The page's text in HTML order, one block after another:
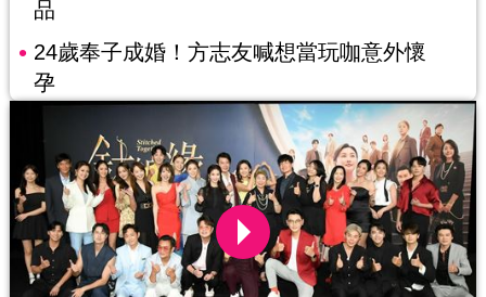
品
24歲奉子成婚！方志友喊想當玩咖意外懷
孕